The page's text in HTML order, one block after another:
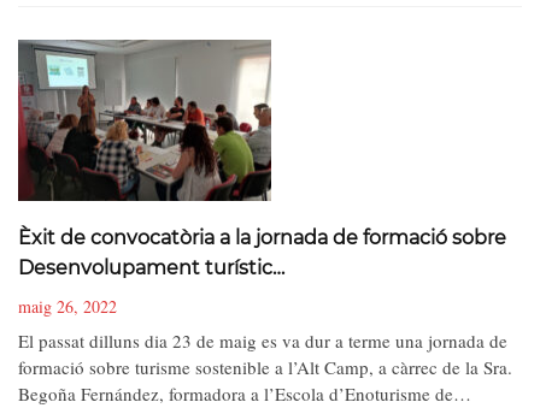
Èxit de convocatòria a la jornada de formació sobre
Desenvolupament turístic…
maig 26, 2022
El passat dilluns dia 23 de maig es va dur a terme una jornada de
formació sobre turisme sostenible a l’Alt Camp, a càrrec de la Sra.
Begoña Fernández, formadora a l’Escola d’Enoturisme de…